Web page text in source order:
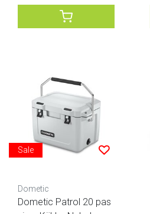
Sale
Dometic
Dometic Patrol 20 pas